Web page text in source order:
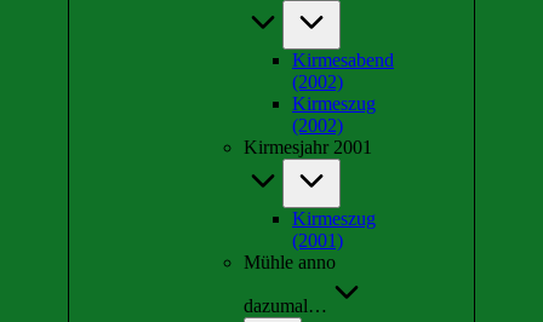
Kirmesabend
(2002)
Kirmeszug
(2002)
Kirmesjahr 2001
Kirmeszug
(2001)
Mühle anno
dazumal…